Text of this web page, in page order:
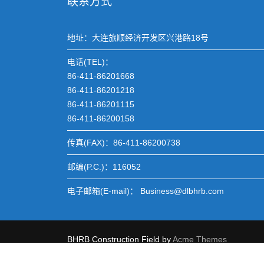
地址：大连旅顺经济开发区兴港路18号
电话(TEL)：
86-411-86201668
86-411-86201218
86-411-86201115
86-411-86200158
传真(FAX)：86-411-86200738
邮编(P.C.)：116052
电子邮箱(E-mail)： Business@dlbhrb.com
BHRB Construction Field byAcme Themes